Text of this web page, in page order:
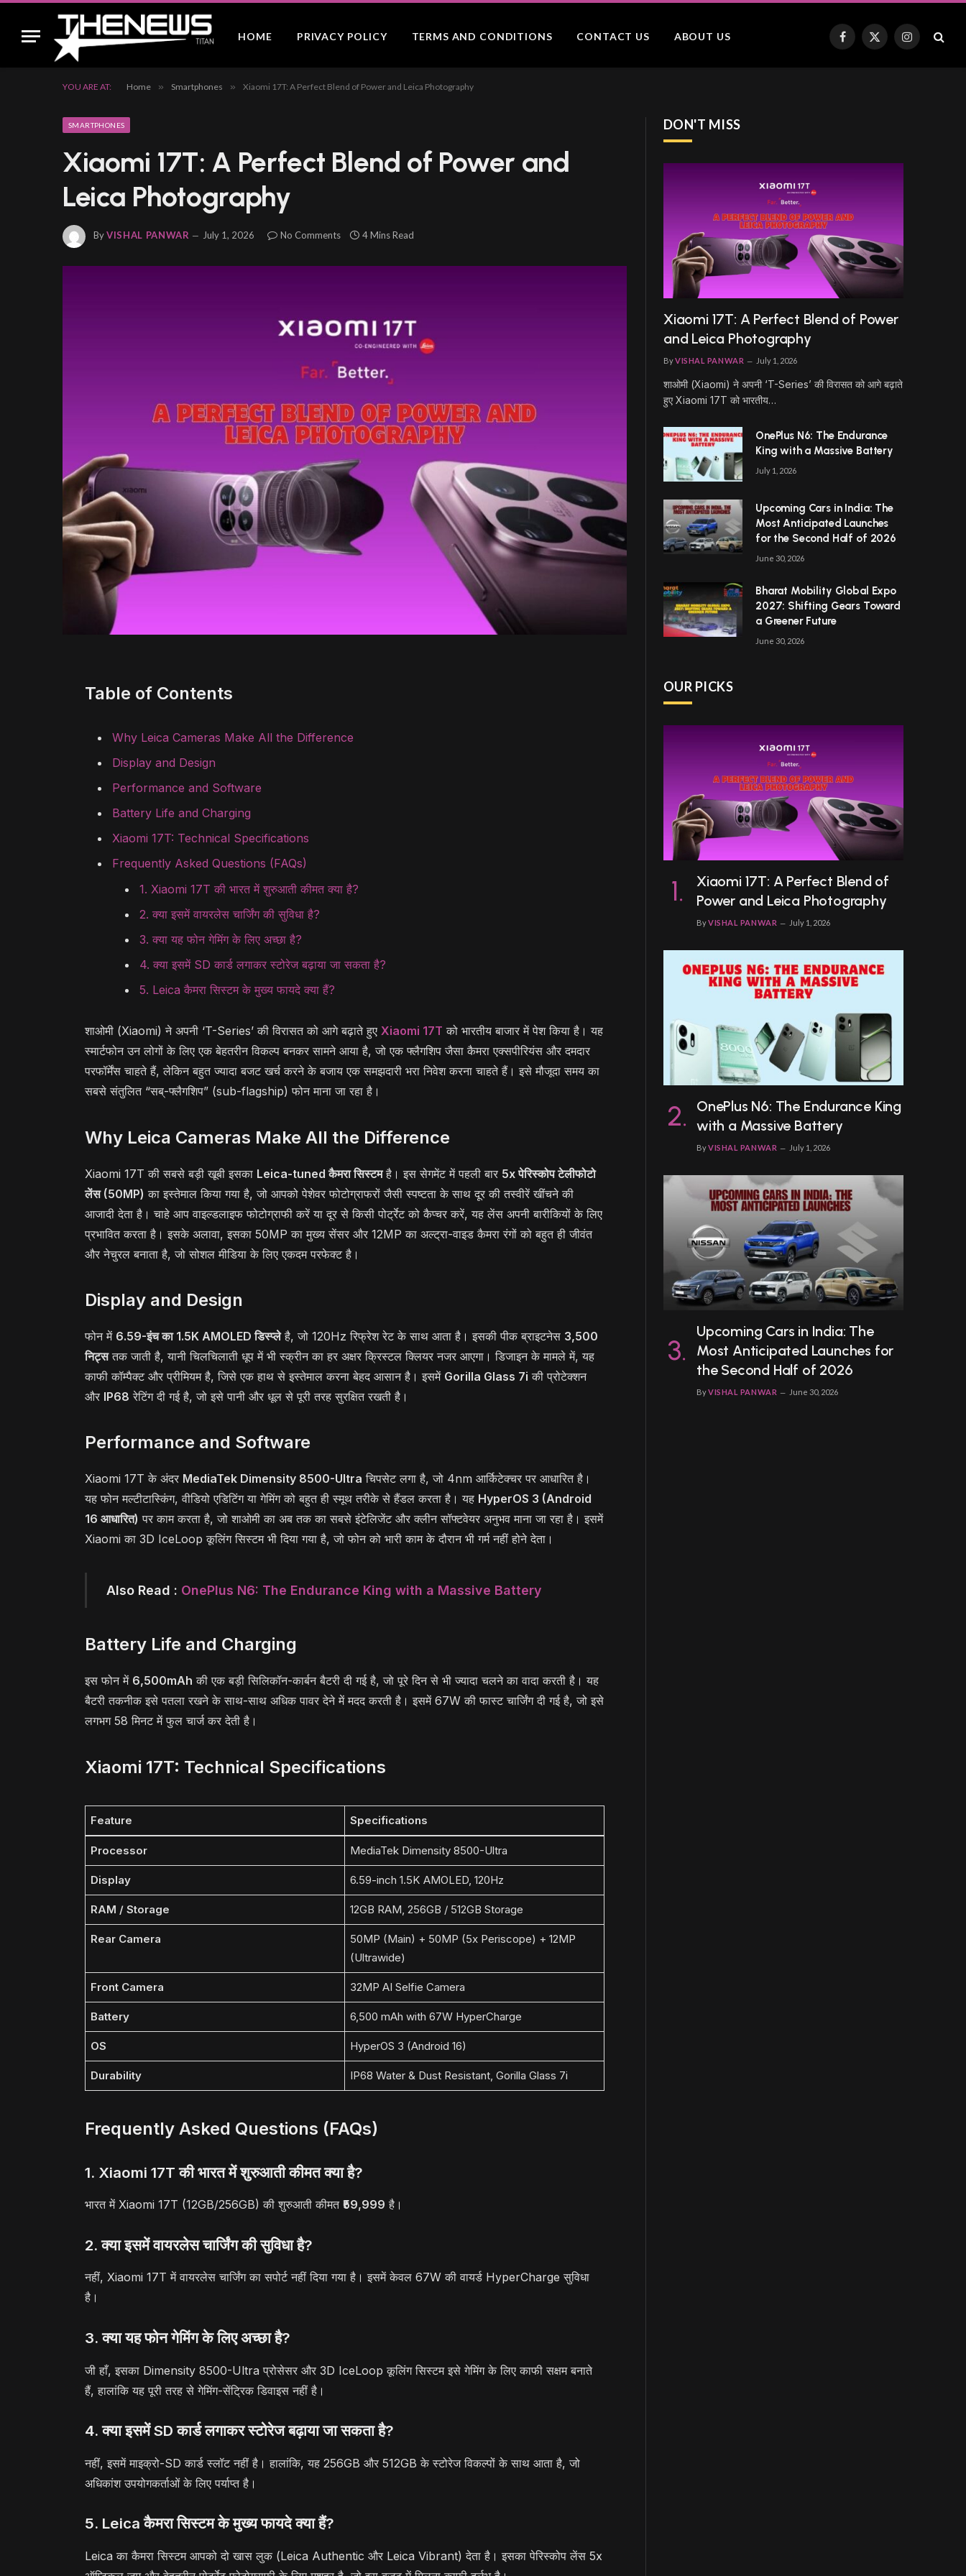
HOME PRIVACY POLICY TERMS AND CONDITIONS CONTACT US ABOUT US
Facebook
X
Instagram
YOU ARE AT: Home » Smartphones » Xiaomi 17T: A Perfect Blend of Power and Leica Photography
SMARTPHONES
Xiaomi 17T: A Perfect Blend of Power and
Leica Photography
ByVISHAL PANWAR July 1, 2026 No Comments 4 Mins Read
Table of Contents
Why Leica Cameras Make All the Difference
Display and Design
Performance and Software
Battery Life and Charging
Xiaomi 17T: Technical Specifications
Frequently Asked Questions (FAQs)
1. Xiaomi 17T की भारत में शुरुआती कीमत क्या है?
2. क्या इसमें वायरलेस चार्जिंग की सुविधा है?
3. क्या यह फोन गेमिंग के लिए अच्छा है?
4. क्या इसमें SD कार्ड लगाकर स्टोरेज बढ़ाया जा सकता है?
5. Leica कैमरा सिस्टम के मुख्य फायदे क्या हैं?
शाओमी (Xiaomi) ने अपनी ‘T-Series’ की विरासत को आगे बढ़ाते हुए Xiaomi 17T को भारतीय बाजार में पेश किया है। यह
स्मार्टफोन उन लोगों के लिए एक बेहतरीन विकल्प बनकर सामने आया है, जो एक फ्लैगशिप जैसा कैमरा एक्सपीरियंस और दमदार
परफॉर्मेंस चाहते हैं, लेकिन बहुत ज्यादा बजट खर्च करने के बजाय एक समझदारी भरा निवेश करना चाहते हैं। इसे मौजूदा समय का
सबसे संतुलित “सब्-फ्लैगशिप” (sub-flagship) फोन माना जा रहा है।
Why Leica Cameras Make All the Difference
Xiaomi 17T की सबसे बड़ी खूबी इसका Leica-tuned कैमरा सिस्टमहै। इस सेगमेंट में पहली बार 5x पेरिस्कोप टेलीफोटो
लेंस (50MP) का इस्तेमाल किया गया है, जो आपको पेशेवर फोटोग्राफरों जैसी स्पष्टता के साथ दूर की तस्वीरें खींचने की
आजादी देता है। चाहे आप वाइल्डलाइफ फोटोग्राफी करें या दूर से किसी पोर्ट्रेट को कैप्चर करें, यह लेंस अपनी बारीकियों के लिए
प्रभावित करता है। इसके अलावा, इसका 50MP का मुख्य सेंसर और 12MP का अल्ट्रा-वाइड कैमरा रंगों को बहुत ही जीवंत
और नेचुरल बनाता है, जो सोशल मीडिया के लिए एकदम परफेक्ट है।
Display and Design
फोन में 6.59-इंच का 1.5K AMOLED डिस्प्लेहै, जो 120Hz रिफ्रेश रेट के साथ आता है। इसकी पीक ब्राइटनेस 3,500
निट्सतक जाती है, यानी चिलचिलाती धूप में भी स्क्रीन का हर अक्षर क्रिस्टल क्लियर नजर आएगा। डिजाइन के मामले में, यह
काफी कॉम्पैक्ट और प्रीमियम है, जिसे एक हाथ से इस्तेमाल करना बेहद आसान है। इसमें Gorilla Glass 7i की प्रोटेक्शन
और IP68 रेटिंग दी गई है, जो इसे पानी और धूल से पूरी तरह सुरक्षित रखती है।
Performance and Software
Xiaomi 17T के अंदर MediaTek Dimensity 8500-Ultra चिपसेट लगा है, जो 4nm आर्किटेक्चर पर आधारित है।
यह फोन मल्टीटास्किंग, वीडियो एडिटिंग या गेमिंग को बहुत ही स्मूथ तरीके से हैंडल करता है। यह HyperOS 3 (Android
16 आधारित) पर काम करता है, जो शाओमी का अब तक का सबसे इंटेलिजेंट और क्लीन सॉफ्टवेयर अनुभव माना जा रहा है। इसमें
Xiaomi का 3D IceLoop कूलिंग सिस्टम भी दिया गया है, जो फोन को भारी काम के दौरान भी गर्म नहीं होने देता।
Also Read : OnePlus N6: The Endurance King with a Massive Battery
Battery Life and Charging
इस फोन में 6,500mAh की एक बड़ी सिलिकॉन-कार्बन बैटरी दी गई है, जो पूरे दिन से भी ज्यादा चलने का वादा करती है। यह
बैटरी तकनीक इसे पतला रखने के साथ-साथ अधिक पावर देने में मदद करती है। इसमें 67W की फास्ट चार्जिंग दी गई है, जो इसे
लगभग 58 मिनट में फुल चार्ज कर देती है।
Xiaomi 17T: Technical Specifications
Feature Specifications
Processor MediaTek Dimensity 8500-Ultra
Display 6.59-inch 1.5K AMOLED, 120Hz
RAM / Storage 12GB RAM, 256GB / 512GB Storage
Rear Camera
50MP (Main) + 50MP (5x Periscope) + 12MP
(Ultrawide)
Front Camera 32MP AI Selfie Camera
Battery 6,500 mAh with 67W HyperCharge
OS HyperOS 3 (Android 16)
Durability IP68 Water & Dust Resistant, Gorilla Glass 7i
Frequently Asked Questions (FAQs)
1. Xiaomi 17T की भारत में शुरुआती कीमत क्या है?
भारत में Xiaomi 17T (12GB/256GB) की शुरुआती कीमत ₹59,999 है।
2. क्या इसमें वायरलेस चार्जिंग की सुविधा है?
नहीं, Xiaomi 17T में वायरलेस चार्जिंग का सपोर्ट नहीं दिया गया है। इसमें केवल 67W की वायर्ड HyperCharge सुविधा
है।
3. क्या यह फोन गेमिंग के लिए अच्छा है?
जी हाँ, इसका Dimensity 8500-Ultra प्रोसेसर और 3D IceLoop कूलिंग सिस्टम इसे गेमिंग के लिए काफी सक्षम बनाते
हैं, हालांकि यह पूरी तरह से गेमिंग-सेंट्रिक डिवाइस नहीं है।
4. क्या इसमें SD कार्ड लगाकर स्टोरेज बढ़ाया जा सकता है?
नहीं, इसमें माइक्रो-SD कार्ड स्लॉट नहीं है। हालांकि, यह 256GB और 512GB के स्टोरेज विकल्पों के साथ आता है, जो
अधिकांश उपयोगकर्ताओं के लिए पर्याप्त है।
5. Leica कैमरा सिस्टम के मुख्य फायदे क्या हैं?
Leica का कैमरा सिस्टम आपको दो खास लुक (Leica Authentic और Leica Vibrant) देता है। इसका पेरिस्कोप लेंस 5x
DON'T MISS
Xiaomi 17T: A Perfect Blend of Power
and Leica Photography
ByVISHAL PANWAR July 1, 2026
शाओमी (Xiaomi) ने अपनी ‘T-Series’ की विरासत को आगे बढ़ाते
हुए Xiaomi 17T को भारतीय…
OnePlus N6: The Endurance
King with a Massive Battery
July 1, 2026
Upcoming Cars in India: The
Most Anticipated Launches
for the Second Half of 2026
June 30, 2026
Bharat Mobility Global Expo
2027: Shifting Gears Toward
a Greener Future
June 30, 2026
OUR PICKS
Xiaomi 17T: A Perfect Blend of
Power and Leica Photography
ByVISHAL PANWAR July 1, 2026
OnePlus N6: The Endurance King
with a Massive Battery
ByVISHAL PANWAR July 1, 2026
Upcoming Cars in India: The
Most Anticipated Launches for
the Second Half of 2026
ByVISHAL PANWAR June 30, 2026